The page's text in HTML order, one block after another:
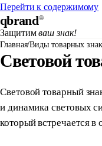
Перейти к содержимому
qbrand®
Защитимваш знак!
Главная/Виды товарных
Световой
Световой товарный
и динамика световых
который встречается